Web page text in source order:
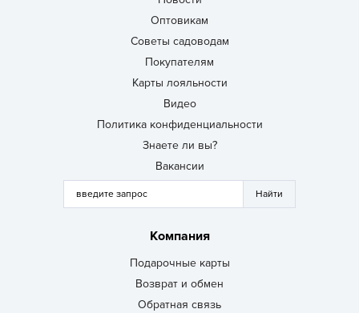
Оптовикам
Советы садоводам
Покупателям
Карты лояльности
Видео
Политика конфиденциальности
Знаете ли вы?
Вакансии
Компания
Подарочные карты
Возврат и обмен
Обратная связь